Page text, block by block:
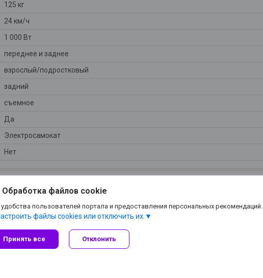
125 кг
24 км/ч
1 000 Вт
переднее и заднее
взрослый/подростковый
задний
съемное
Да
Электросамокат
Нет
Сайт создан на платформе Deal.by
Политика обработки файлов cookies
Обработка файлов cookie
пользователей портала и предоставления персональных рекомендаций.
файлы cookies или отключить их.
Принять все Отклонить